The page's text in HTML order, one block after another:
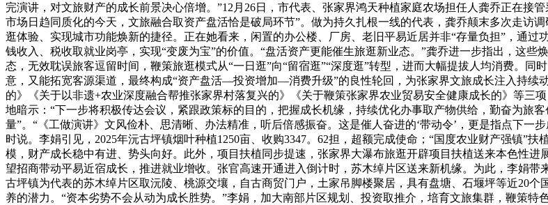
完演讲，对文旅财产的成长前景决心倍增。”12月26日，市代表、张家界鸿天种植家庭农场担任人龚乔正在接
市场日趋同质化的今天，文旅融合取资产盘活恰是破局环节”。做为持久扎根一线的代表，龚乔颠末多次走访
逛体验、实现城市功能焕新的捷径。正在她看来，闲置的办公楼、厂房、老旧平易近居并非“存量负担”，通
钱收入、税收取就业岗亭，实现“变废为宝”的价值。“盘活资产更能催生旅逛新业态。”龚乔进一步指出，这
态，无效耽误旅客逗留时间，鞭策旅逛模式从“一日逛”向“留宿逛”“深度逛”转型，进而大幅提拔人均消费。
意，又能拓宽客源渠道，最终构成“资产盘活—投资增加—消费升级”的良性轮回，为张家界文旅成长注入持续
的》《关于以非遗+农业深度融合帮推张家界村落复兴的》《关于鞭策张家界农业贸易安全健康成长的》等三
地暗示：“下一步将积极传达会议，紧跟政策标的目的，把握成长机缘，持续优化办事取产物供给，勤奋为旅
量”。“《工做演讲》文风俭朴、思清晰、办法精准，听后倍感振奋。这是催人奋进的‘带动令’，更是指点下一
时说。李娟引见，2025年沅古坪镇烟叶种植1250亩、收购3347。62担，超额完成使命；“国度农业财产强镇
模，财产成长稳中有进、势头向好。此外，项目扶植同步提速，张家界大瀑布旅逛开辟项目扶植送来本色性
望招商带动平易近宿成长，推进就业增收。张官高速开通进入倒计时，苏木绰片区送来新机缘。为此，李娟
古坪镇为代表的苏木绰片区取沅陵、桃源交壤，自古商贸门户，土家吊脚楼聚居，具有盘塘、石堰坪等近20
养的潜力。“资本劣势不会从动为成长胜势。”李娟，加大南部片区规划、投资取推介，培育文旅集群，鞭策